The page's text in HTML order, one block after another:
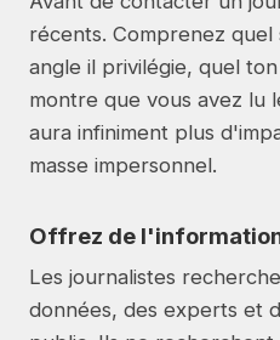
récents. Comprenez
angle il privilégie, quel
montre que vous avez lu
aura infiniment plus
masse impersonnel.
Offrez de
Les journalistes
données, des experts et